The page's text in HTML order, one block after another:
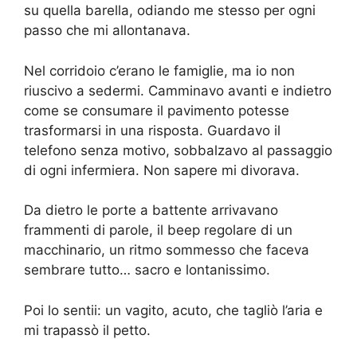
su quella barella, odiando me stesso per ogni
passo che mi allontanava.
Nel corridoio c’erano le famiglie, ma io non
riuscivo a sedermi. Camminavo avanti e indietro
come se consumare il pavimento potesse
trasformarsi in una risposta. Guardavo il
telefono senza motivo, sobbalzavo al passaggio
di ogni infermiera. Non sapere mi divorava.
Da dietro le porte a battente arrivavano
frammenti di parole, il beep regolare di un
macchinario, un ritmo sommesso che faceva
sembrare tutto… sacro e lontanissimo.
Poi lo sentii: un vagito, acuto, che tagliò l’aria e
mi trapassò il petto.